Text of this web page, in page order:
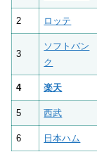
2 ロッテ
3
ソフトバン
ク
4 楽天
5 西武
6 日本ハム